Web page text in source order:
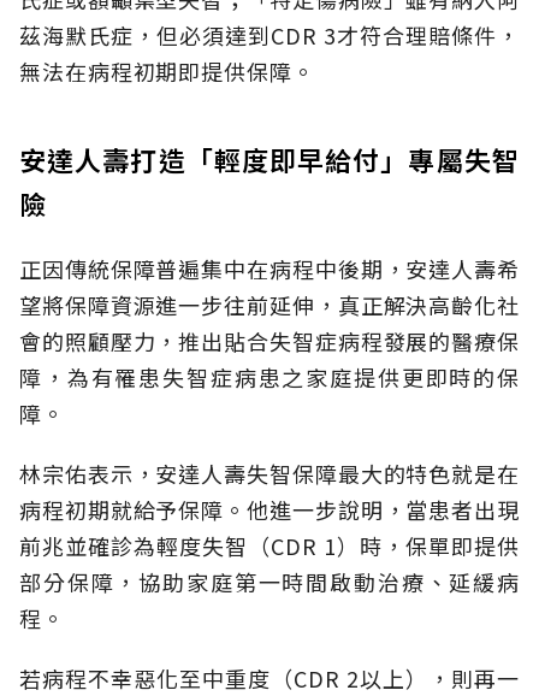
茲海默氏症，但必須達到CDR 3才符合理賠條件，
無法在病程初期即提供保障。
安達人壽打造「輕度即早給付」專屬失智
險
正因傳統保障普遍集中在病程中後期，安達人壽希
望將保障資源進一步往前延伸，真正解決高齡化社
會的照顧壓力，推出貼合失智症病程發展的醫療保
障，為有罹患失智症病患之家庭提供更即時的保
障。
林宗佑表示，安達人壽失智保障最大的特色就是在
病程初期就給予保障。他進一步說明，當患者出現
前兆並確診為輕度失智（CDR 1）時，保單即提供
部分保障，協助家庭第一時間啟動治療、延緩病
程。
若病程不幸惡化至中重度（CDR 2以上），則再一